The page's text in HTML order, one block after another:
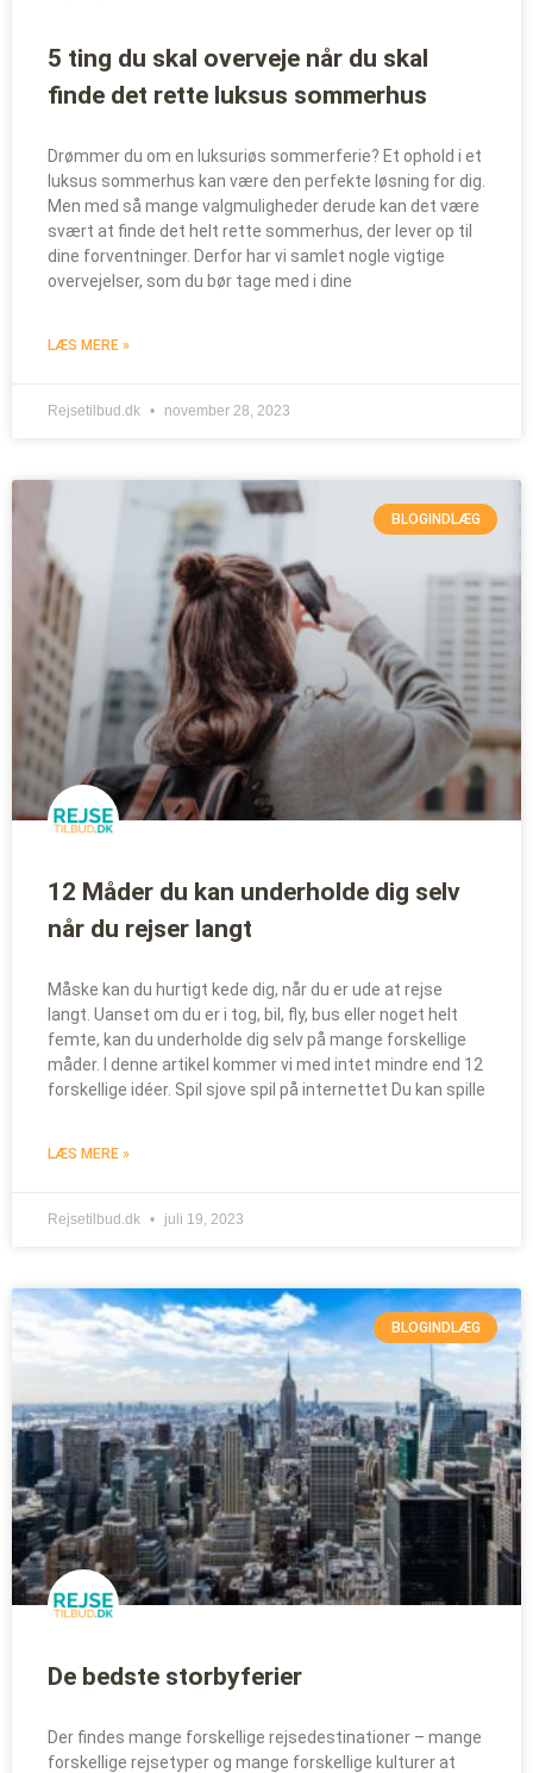
5 ting du skal overveje når du skal
finde det rette luksus sommerhus
Drømmer du om en luksuriøs sommerferie? Et ophold i et
luksus sommerhus kan være den perfekte løsning for dig.
Men med så mange valgmuligheder derude kan det være
svært at finde det helt rette sommerhus, der lever op til
dine forventninger. Derfor har vi samlet nogle vigtige
overvejelser, som du bør tage med i dine
LÆS MERE »
Rejsetilbud.dk november 28, 2023
BLOGINDLÆG
12 Måder du kan underholde dig selv
når du rejser langt
Måske kan du hurtigt kede dig, når du er ude at rejse
langt. Uanset om du er i tog, bil, fly, bus eller noget helt
femte, kan du underholde dig selv på mange forskellige
måder. I denne artikel kommer vi med intet mindre end 12
forskellige idéer. Spil sjove spil på internettet Du kan spille
LÆS MERE »
Rejsetilbud.dk juli 19, 2023
BLOGINDLÆG
De bedste storbyferier
Der findes mange forskellige rejsedestinationer – mange
forskellige rejsetyper og mange forskellige kulturer at